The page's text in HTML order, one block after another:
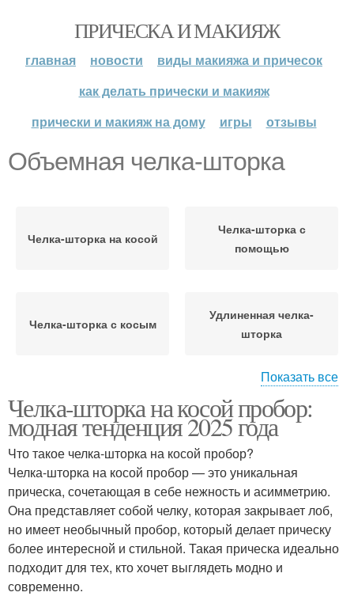
ПРИЧЕСКА И МАКИЯЖ
главная новости
виды макияжа и причесок
как делать прически и макияж
прически и макияж на дому
игры отзывы
Объемная челка-шторка
Челка-шторка на косой
Челка-шторка с
помощью
Челка-шторка с косым
Удлиненная челка-
шторка
Объемная челка
Челка-шторка на
волнистые волосы
Челка-шторка с
пробором
Модная челка-шторка
Показать все
Челка-шторка на косой пробор:
модная тенденция 2025 года
Что такое челка-шторка на косой пробор?
Челка-шторка на косой пробор — это уникальная
прическа, сочетающая в себе нежность и асимметрию.
Она представляет собой челку, которая закрывает лоб,
но имеет необычный пробор, который делает прическу
более интересной и стильной. Такая прическа идеально
подходит для тех, кто хочет выглядеть модно и
современно.